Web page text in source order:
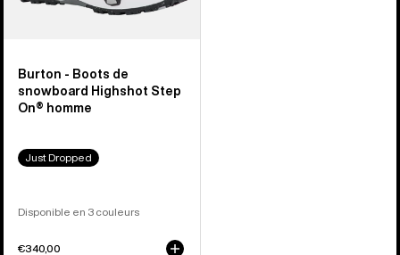
Burton - Boots de
snowboard Highshot Step
On® homme
Just Dropped
Disponible en 3 couleurs
€340,00